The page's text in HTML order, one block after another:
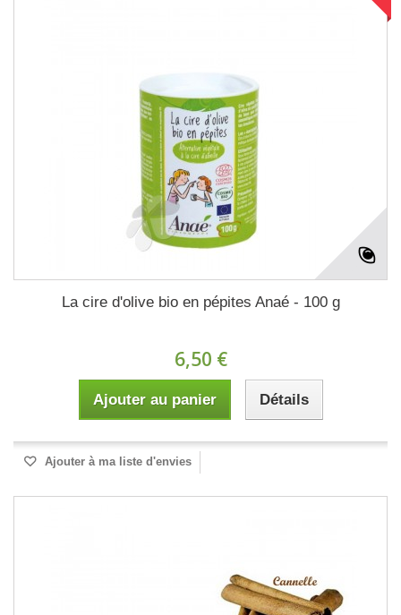
La cire d'olive bio en pépites Anaé - 100 g
6,50 €
Ajouter au panier Détails
Ajouter à ma liste d'envies